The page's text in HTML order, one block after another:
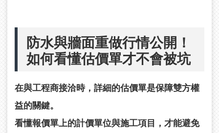
防水與牆面重做行情公開！
如何看懂估價單才不會被坑
在與工程商接洽時，詳細的估價單是保障雙方權
益的關鍵。
看懂報價單上的計價單位與施工項目，才能避免